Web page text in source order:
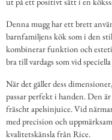
Denna mugg har ett brett
barnfamiljens kök som i den
kombinerar funktion och
bra till vardags som vid
När det gäller dess
passar perfekt i handen. Den
fräscht apelsinjuice. Vid
med precision och
kvalitetskänsla från Rice.